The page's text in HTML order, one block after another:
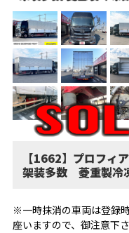
【1662】プロフ
架装多数 菱重製
※一時抹消の車両は登録
座いますので、御注意下